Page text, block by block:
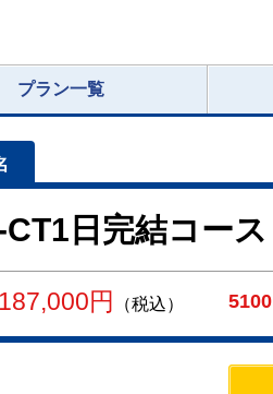
プラン一覧
CT1日完結コース
187,000円 （税込） 5100